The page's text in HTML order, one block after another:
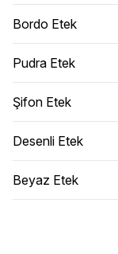
Bordo Etek
Pudra Etek
Şifon Etek
Desenli Etek
Beyaz Etek